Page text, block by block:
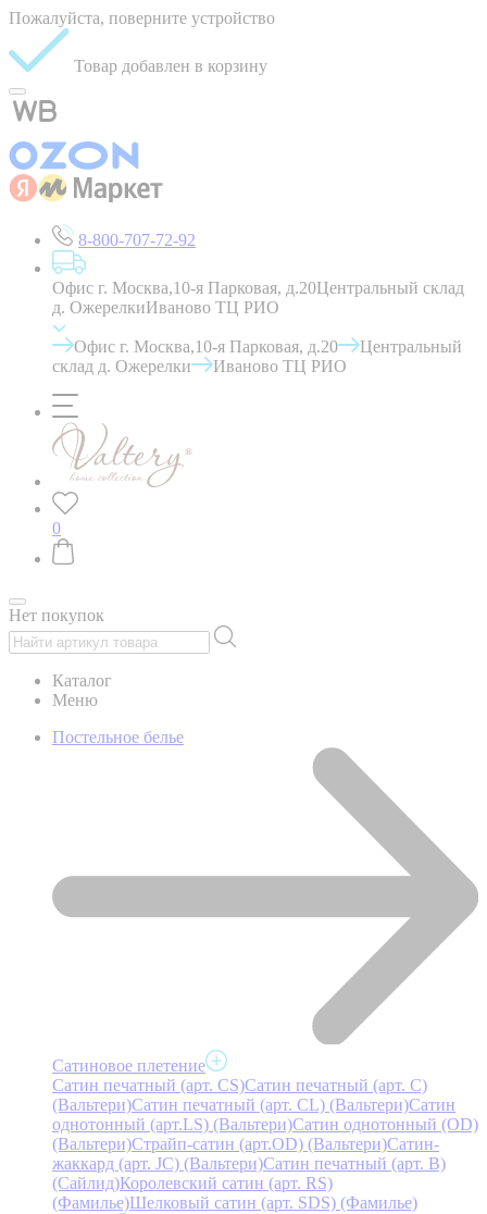
Пожалуйста, поверните устройство
Товар добавлен в корзину
8-800-707-72-92
Офис г. Москва,10-я Парковая, д.20Центральный склад
д. ОжерелкиИваново ТЦ РИО
Офис г. Москва,10-я Парковая, д.20
Центральный
склад д. Ожерелки
Иваново ТЦ РИО
0
Нет покупок
Каталог
Меню
Постельное белье
Сатиновое плетение
Сатин печатный (арт. СS)Сатин печатный (арт. С)
(Вальтери)Сатин печатный (арт. СL) (Вальтери)Сатин
однотонный (арт.LS) (Вальтери)Сатин однотонный (OD)
(Вальтери)Страйп-сатин (арт.OD) (Вальтери)Сатин-
жаккард (арт. JC) (Вальтери)Сатин печатный (арт. В)
(Сайлид)Королевский сатин (арт. RS)
(Фамилье)Шелковый сатин (арт. SDS) (Фамилье)